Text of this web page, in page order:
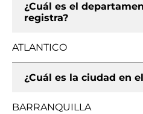
¿Cuál es el
registra?
ATLANTICO
¿Cuál es la ciudad en
BARRANQUILLA